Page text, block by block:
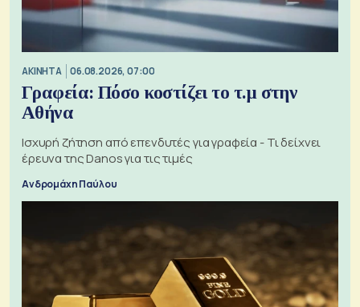
ΑΚΙΝΗΤΑ 06.08.2026, 07:00
Γραφεία: Πόσο κοστίζει το τ.μ στην
Αθήνα
Ισχυρή ζήτηση από επενδυτές για γραφεία - Τι δείχνει
έρευνα της Danos για τις τιμές
Ανδρομάχη Παύλου